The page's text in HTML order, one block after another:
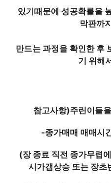
있기때문에 성공확률을
막판까
만드는 과정을 확인한 후
기 위해
참고사항)주린이들
-종가매매 매매시
(장 종료 직전 종가무렵
시가갭상승 또는 장초